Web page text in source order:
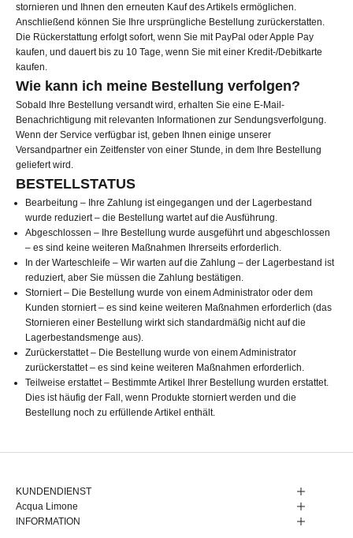
stornieren und Ihnen den erneuten Kauf des Artikels ermöglichen.
Anschließend können Sie Ihre ursprüngliche Bestellung zurückerstatten.
Die Rückerstattung erfolgt sofort, wenn Sie mit PayPal oder Apple Pay
kaufen, und dauert bis zu 10 Tage, wenn Sie mit einer Kredit-/Debitkarte
kaufen.
Wie kann ich meine Bestellung verfolgen?
Sobald Ihre Bestellung versandt wird, erhalten Sie eine E-Mail-
Benachrichtigung mit relevanten Informationen zur Sendungsverfolgung.
Wenn der Service verfügbar ist, geben Ihnen einige unserer
Versandpartner ein Zeitfenster von einer Stunde, in dem Ihre Bestellung
geliefert wird.
BESTELLSTATUS
Bearbeitung – Ihre Zahlung ist eingegangen und der Lagerbestand
wurde reduziert – die Bestellung wartet auf die Ausführung.
Abgeschlossen – Ihre Bestellung wurde ausgeführt und abgeschlossen
– es sind keine weiteren Maßnahmen Ihrerseits erforderlich.
In der Warteschleife – Wir warten auf die Zahlung – der Lagerbestand ist
reduziert, aber Sie müssen die Zahlung bestätigen.
Storniert – Die Bestellung wurde von einem Administrator oder dem
Kunden storniert – es sind keine weiteren Maßnahmen erforderlich (das
Stornieren einer Bestellung wirkt sich standardmäßig nicht auf die
Lagerbestandsmenge aus).
Zurückerstattet – Die Bestellung wurde von einem Administrator
zurückerstattet – es sind keine weiteren Maßnahmen erforderlich.
Teilweise erstattet – Bestimmte Artikel Ihrer Bestellung wurden erstattet.
Dies ist häufig der Fall, wenn Produkte storniert werden und die
Bestellung noch zu erfüllende Artikel enthält.
KUNDENDIENST
Acqua Limone
INFORMATION